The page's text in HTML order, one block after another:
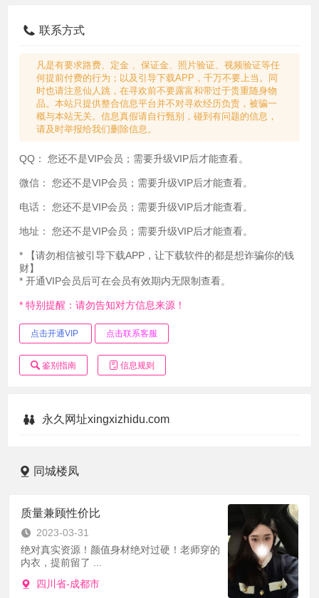
联系方式
凡是有要求路费、定金 、保证金、照片验证、视频验证等任
何提前付费的行为；以及引导下载APP，千万不要上当。同
时也请注意仙人跳，在寻欢前不要露富和带过于贵重随身物
品。本站只提供整合信息平台并不对寻欢经历负责，被骗一
概与本站无关。信息真假请自行甄别，碰到有问题的信息，
请及时举报给我们删除信息。
QQ： 您还不是VIP会员；需要升级VIP后才能查看。
微信： 您还不是VIP会员；需要升级VIP后才能查看。
电话： 您还不是VIP会员；需要升级VIP后才能查看。
地址： 您还不是VIP会员；需要升级VIP后才能查看。
* 【请勿相信被引导下载APP，让下载软件的都是想诈骗你的钱
财】
* 开通VIP会员后可在会员有效期内无限制查看。
* 特别提醒：请勿告知对方信息来源！
点击开通VIP 点击联系客服
鉴别指南 信息规则
永久网址xingxizhidu.com
同城楼凤
质量兼顾性价比
2023-03-31
绝对真实资源！颜值身材绝对过硬！老师穿的
内衣，提前留了 ...
四川省-成都市